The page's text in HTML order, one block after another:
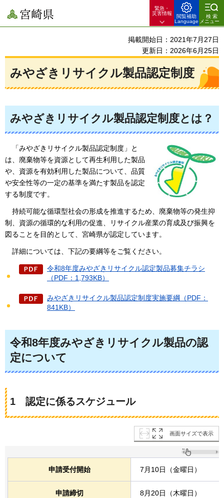
宮崎県
緊急・
災害情報
閲覧補助
Language
検索
メニュー
掲載開始日：2021年7月27日
更新日：2026年6月25日
みやざきリサイクル製品認定制度
みやざきリサイクル製品認定制度とは？
「みやざきリサイクル製品認定制度」と
は、廃棄物等を資源として再生利用した製品
や、資源を有効利用した製品について、品質
や安全性等の一定の基準を満たす製品を認定
する制度です。
持続可能な循環型社会の形成を推進するため、廃棄物等の発生抑
制、資源の循環的な利用の促進、リサイクル産業の育成及び振興を
図ることを目的として、宮崎県が認定しています。
詳細については、 下記の要綱等をご覧ください。
令和8年度みやざきリサイクル認定製品募集チラシ
（PDF：1,793KB）
みやざきリサイクル製品認定制度実施要綱（PDF：
841KB）
令和8年度みやざきリサイクル製品の認
定について
1 認定に係るスケジュール
画面サイズで表示
申請受付開始 7月10日（金曜日）
申請締切 8月20日（木曜日）